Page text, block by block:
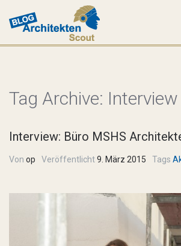
Tag Archive: Interview
Interview: Büro MSHS
Von op Veröffentlicht9. März 2015 Tags